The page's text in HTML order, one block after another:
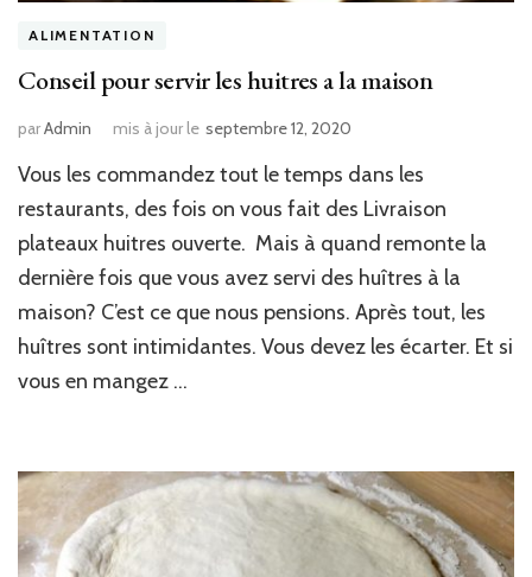
ALIMENTATION
Conseil pour servir les huitres a la maison
parAdmin mis à jour le septembre 12, 2020
Vous les commandez tout le temps dans les
restaurants, des fois on vous fait des Livraison
plateaux huitres ouverte. Mais à quand remonte la
dernière fois que vous avez servi des huîtres à la
maison? C’est ce que nous pensions. Après tout, les
huîtres sont intimidantes. Vous devez les écarter. Et si
vous en mangez …